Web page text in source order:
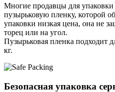
Многие продавцы для
пузырьковую пленку, которой
упаковки низкая цена, она не
торец или на угол.
Пузырьковая пленка подходит
кг.
Безопасная упаковка